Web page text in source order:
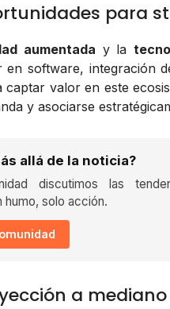
para
aumentada y la
en software, integración
captar valor en este
y asociarse
allá de la noticia?
discutimos las
humo, solo acción.
a